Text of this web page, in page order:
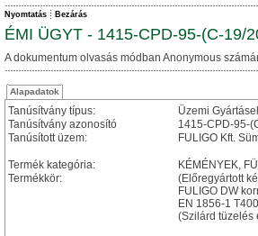
Nyomtatás Bezárás
ÉMI ÜGYT - 1415-CPD-95-(C-19/
A dokumentum olvasás módban Anonymous
Alapadatok
Tanúsítvány típus:
Üzemi
Tanúsítvány azonosító
1415-CPD-95-
Tanúsított üzem:
FULIGO Kft.
Termék kategória:
KÉMÉNYEK,
Termékkör:
(Előregyártott
FULIGO DW
EN 1856-1
(Szilárd tüzelés